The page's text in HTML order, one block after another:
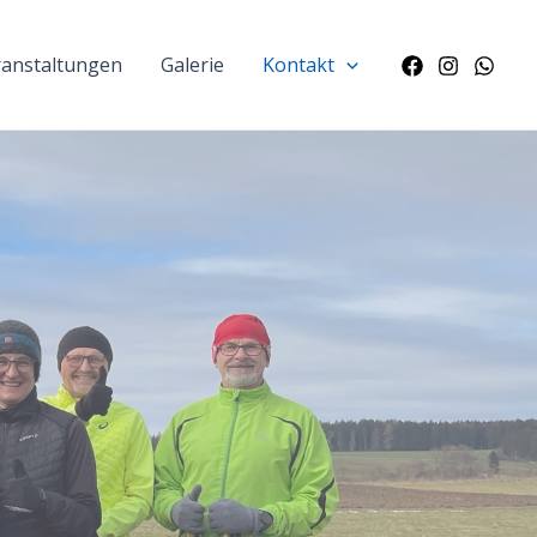
Galerie Kontakt